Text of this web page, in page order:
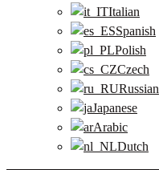
Italian
Spanish
Polish
Czech
Russian
Japanese
Arabic
Dutch